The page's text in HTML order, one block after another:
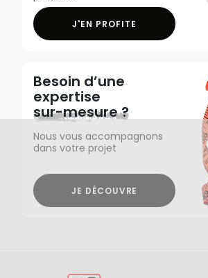
J'EN PROFITE
Besoin d’une
expertise
sur-mesure ?
Nous vous accompagnons
dans votre projet
JE DÉCOUVRE